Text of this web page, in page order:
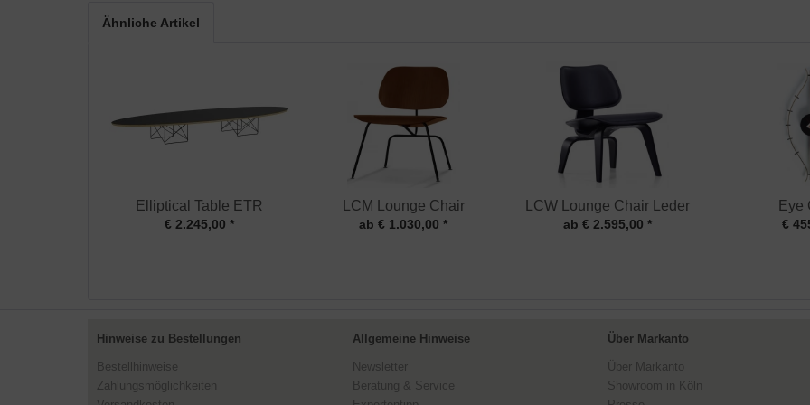
Ähnliche Artikel
Elliptical Table ETR
€ 2.245,00 *
LCM Lounge Chair
ab € 1.030,00 *
LCW Lounge Chair Leder
ab € 2.595,00 *
Eye
€
Hinweise zu Bestellungen
Bestellhinweise
Zahlungsmöglichkeiten
Allgemeine Hinweise
Newsletter
Beratung & Service
Über Markanto
Über Markanto
Showroom in Köln